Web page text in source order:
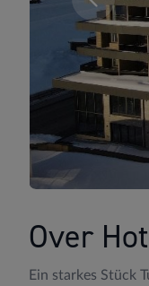
Er zijn
Over
Ein starkes Stück